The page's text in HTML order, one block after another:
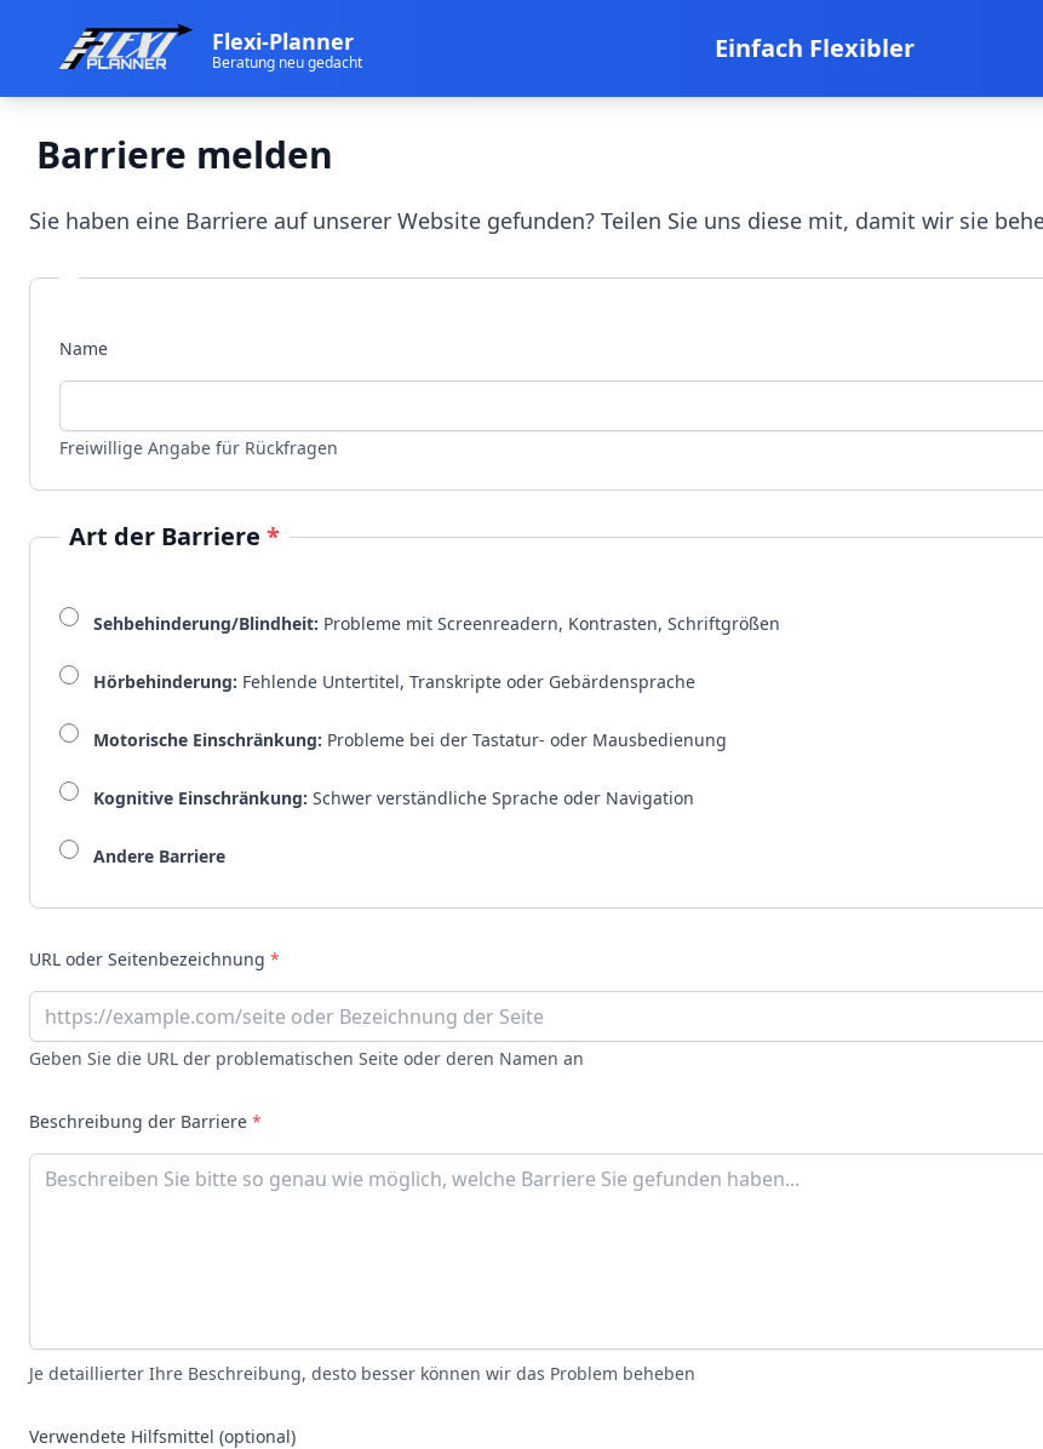
Flexi-Planner
Beratung neu gedacht Einfach Flexibler
Barriere melden
Sie haben eine Barriere auf unserer Website gefunden? Teilen Sie uns diese mit, damit wir sie
Name
Freiwillige Angabe für Rückfragen
Art der Barriere *
Sehbehinderung/Blindheit: Probleme mit Screenreadern, Kontrasten, Schriftgrößen
Hörbehinderung: Fehlende Untertitel, Transkripte oder Gebärdensprache
Motorische Einschränkung: Probleme bei der Tastatur- oder Mausbedienung
Kognitive Einschränkung: Schwer verständliche Sprache oder Navigation
Andere Barriere
URL oder Seitenbezeichnung *
Geben Sie die URL der problematischen Seite oder deren Namen an
Beschreibung der Barriere *
Je detaillierter Ihre Beschreibung, desto besser können wir das Problem beheben
Verwendete Hilfsmittel (optional)